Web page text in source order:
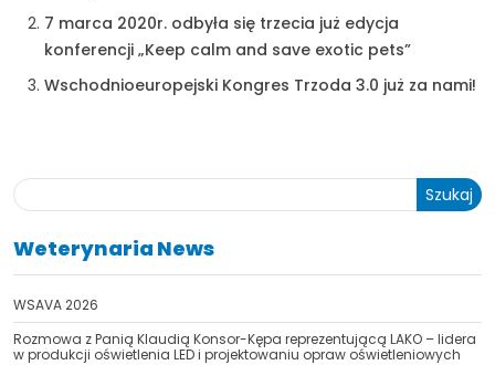
7 marca 2020r. odbyła się trzecia już edycja
konferencji „Keep calm and save exotic pets”
Wschodnioeuropejski Kongres Trzoda 3.0 już za nami!
Szukaj
Weterynaria News
WSAVA 2026
Rozmowa z Panią Klaudią Konsor-Kępa reprezentującą LAKO – lidera
w produkcji oświetlenia LED i projektowaniu opraw oświetleniowych